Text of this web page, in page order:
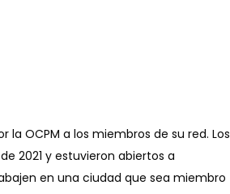
OCPM a los miembros de su red. Los
2021 y estuvieron abiertos a
en una ciudad que sea miembro